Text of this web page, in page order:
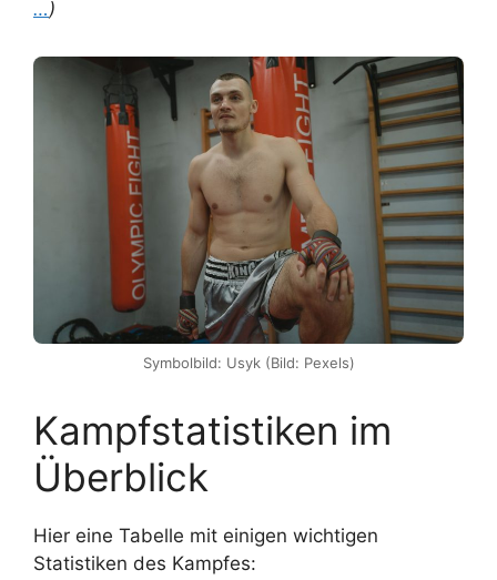
…)
Symbolbild: Usyk (Bild: Pexels)
Kampfstatistiken im
Überblick
Hier eine Tabelle mit einigen wichtigen
Statistiken des Kampfes: